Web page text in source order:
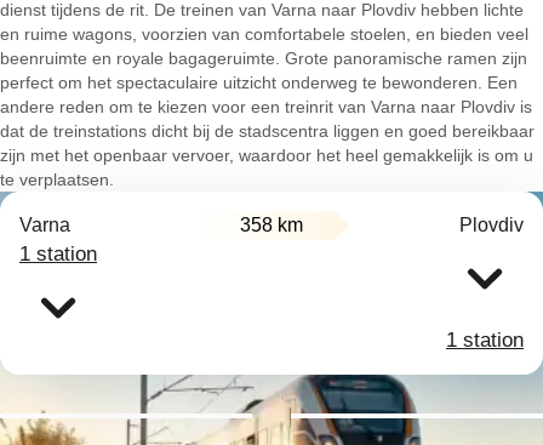
dienst tijdens de rit. De treinen van Varna naar Plovdiv hebben lichte
en ruime wagons, voorzien van comfortabele stoelen, en bieden veel
beenruimte en royale bagageruimte. Grote panoramische ramen zijn
perfect om het spectaculaire uitzicht onderweg te bewonderen. Een
andere reden om te kiezen voor een treinrit van Varna naar Plovdiv is
dat de treinstations dicht bij de stadscentra liggen en goed bereikbaar
zijn met het openbaar vervoer, waardoor het heel gemakkelijk is om u
te verplaatsen.
Varna 358 km Plovdiv
1 station
1 station